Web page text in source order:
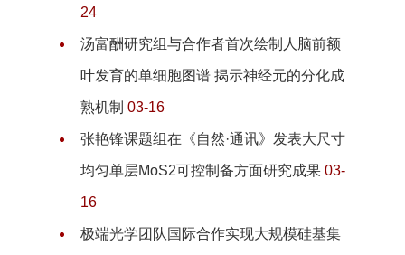
24
汤富酬研究组与合作者首次绘制人脑前额
叶发育的单细胞图谱 揭示神经元的分化成
熟机制 03-16
张艳锋课题组在《自然·通讯》发表大尺寸
均匀单层MoS2可控制备方面研究成果 03-
16
极端光学团队国际合作实现大规模硅基集